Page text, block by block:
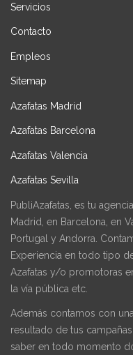
Servicios
Contacto
Empleos
Sitemap
Azafatas Madrid
Azafatas Barcelona
Azafatas Valencia
Azafatas Sevilla
PubliAzafatas, es tu
Madrid, en Barcelona, en
Portugal y Andorra.
Experiencia en todo tipo
Azafatas y/o promotoras
la vía pública etc.
Además contamos con
resultado de tus
saber en todo momento